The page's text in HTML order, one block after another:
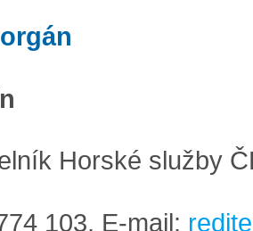
Horské služby
103, E-mail: